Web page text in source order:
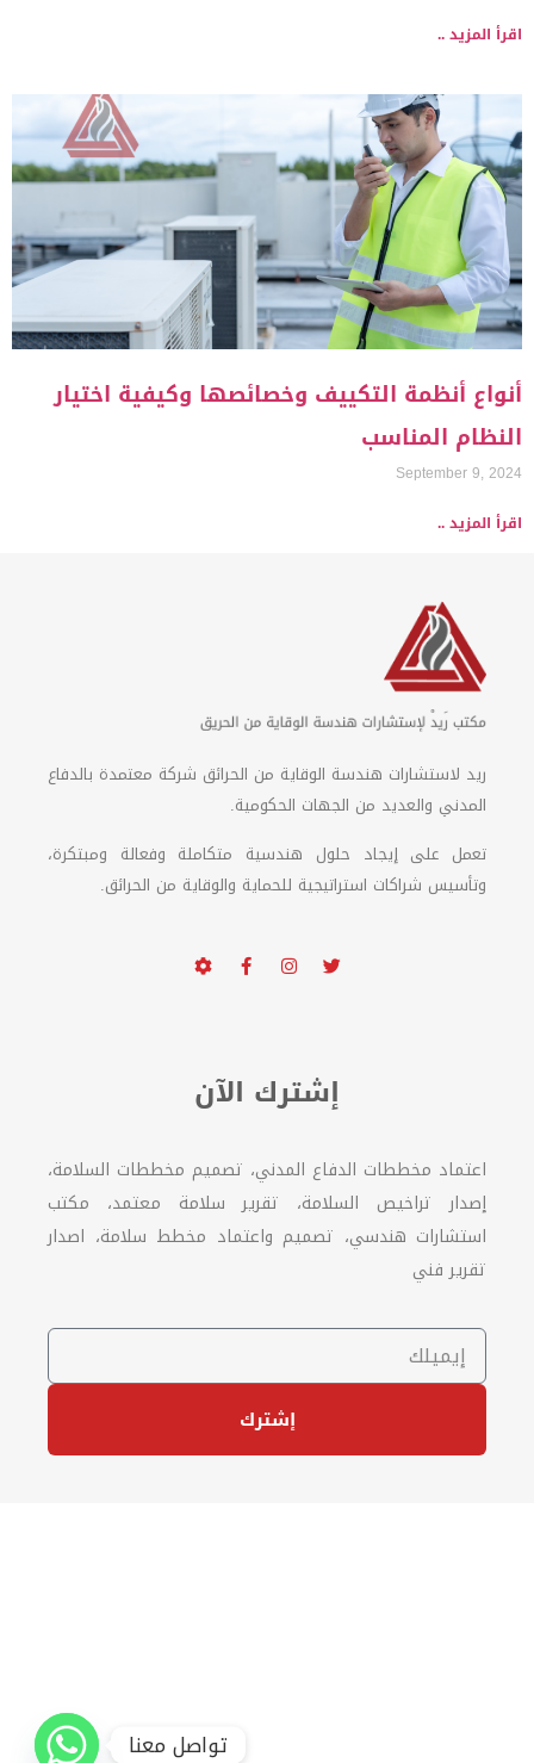
اقرأ المزيد ..
أنواع أنظمة التكييف وخصائصها وكيفية اختيار
النظام المناسب
September 9, 2024
اقرأ المزيد ..
ريد لاستشارات هندسة الوقاية من الحرائق شركة معتمدة بالدفاع
المدني والعديد من الجهات الحكومية.
تعمل على إيجاد حلول هندسية متكاملة وفعالة ومبتكرة،
وتأسيس شراكات استراتيجية للحماية والوقاية من الحرائق.
إشترك الآن
اعتماد مخططات الدفاع المدني، تصميم مخططات السلامة،
إصدار تراخيص السلامة، تقرير سلامة معتمد، مكتب
استشارات هندسي، تصميم واعتماد مخطط سلامة، اصدار
تقرير فني
إشترك
تواصل معنا